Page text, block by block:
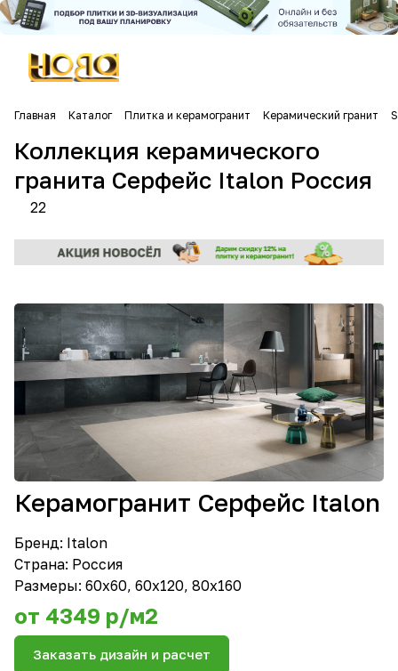
Главная Каталог Плитка и керамогранит Керамический гранит
Коллекция керамического
гранита Серфейс Italon Россия
22
Керамогранит Серфейс Italon
Бренд: Italon
Страна: Россия
Размеры: 60x60, 60x120, 80x160
от 4349 р/м2
Заказать дизайн и расчет